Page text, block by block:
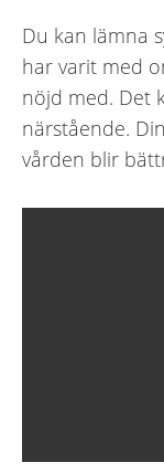
Du kan lämna
har varit med
nöjd med. Det
närstående.
vården blir